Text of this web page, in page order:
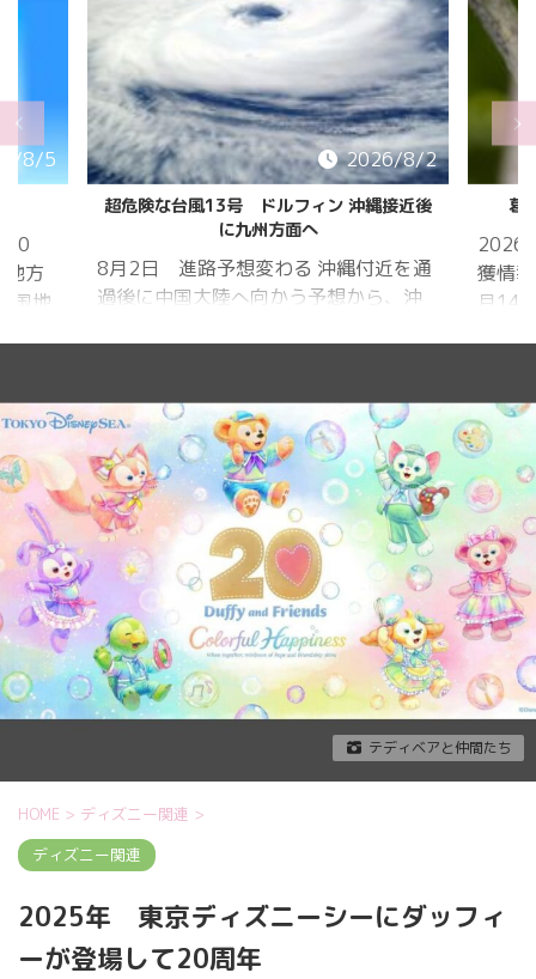
2026/8/2
ィン 沖縄接近後
沖縄付近を通
予想から、沖
パ中
8月31日
1日に南鳥島
13号は、今
の海域を西進
力になる見込
2026/8/2
葛西臨海公園の カブトムシ/クワガタ
2026年シーズン 8月1日 クワガタ捕
獲情報あり 2025年シーズン 2025年6
月14日 樹液発見 夏の訪れは早かった
はかなり減りましたが、カブトムシ・
ノコギリクワガタの情報がありまし
た。しかし、かなり個体数が減少して
いると思われます。 2025年3月28日
冬眠していたコクワガタ全員が目覚め
ました!! 2025年2月17日 冬眠してい
たコクワガタ♂が目覚めました!! 昆虫ゼ
リーを吸って ...
テディベアと仲間たち
HOME > ディズニー関連 >
ディズニー関連
2025年 東京ディズニーシーにダッフィ
ーが登場して20周年